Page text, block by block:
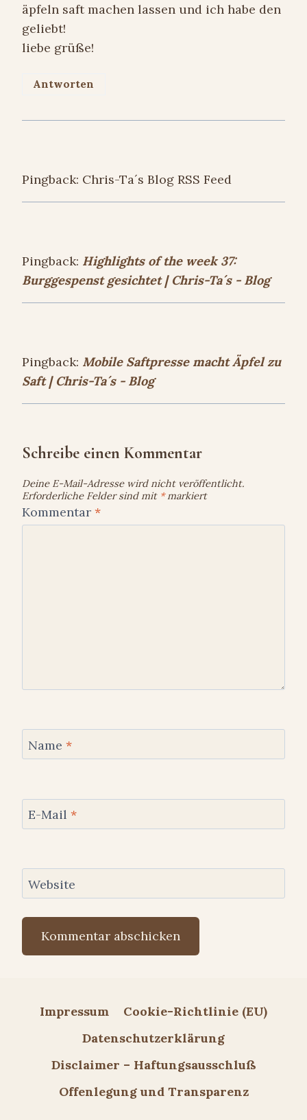
äpfeln saft machen lassen und ich habe den
geliebt!
liebe grüße!
Antworten
Pingback: Chris-Ta´s Blog RSS Feed
Pingback: Highlights of the week 37:
Burggespenst gesichtet | Chris-Ta´s - Blog
Pingback: Mobile Saftpresse macht Äpfel zu
Saft | Chris-Ta´s - Blog
Schreibe einen Kommentar
Deine E-Mail-Adresse wird nicht veröffentlicht.
Erforderliche Felder sind mit *markiert
Kommentar *
Name *
E-Mail *
Website
Impressum
Cookie-Richtlinie (EU)
Datenschutzerklärung
Disclaimer – Haftungsausschluß
Offenlegung und Transparenz